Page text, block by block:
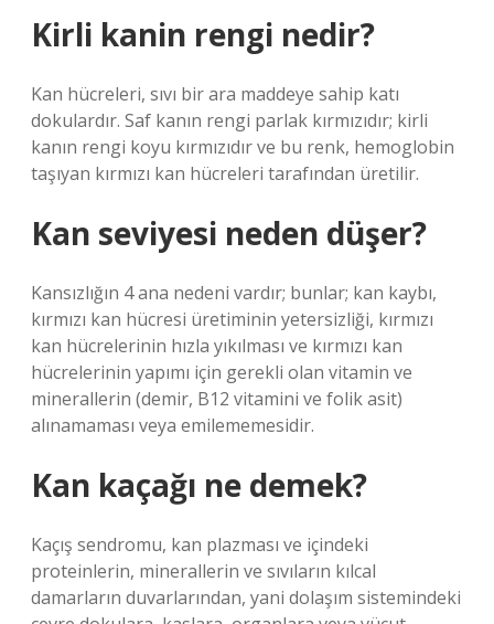
Kirli kanin rengi nedir?
Kan hücreleri, sıvı bir ara maddeye sahip katı
dokulardır. Saf kanın rengi parlak kırmızıdır; kirli
kanın rengi koyu kırmızıdır ve bu renk, hemoglobin
taşıyan kırmızı kan hücreleri tarafından üretilir.
Kan seviyesi neden düşer?
Kansızlığın 4 ana nedeni vardır; bunlar; kan kaybı,
kırmızı kan hücresi üretiminin yetersizliği, kırmızı
kan hücrelerinin hızla yıkılması ve kırmızı kan
hücrelerinin yapımı için gerekli olan vitamin ve
minerallerin (demir, B12 vitamini ve folik asit)
alınamaması veya emilememesidir.
Kan kaçağı ne demek?
Kaçış sendromu, kan plazması ve içindeki
proteinlerin, minerallerin ve sıvıların kılcal
damarların duvarlarından, yani dolaşım sistemindeki